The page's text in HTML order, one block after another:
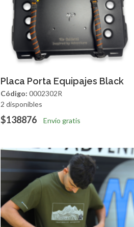
Agregar Vista Rapida
Placa Porta Equipajes Black
Código: 0002302R
2 disponibles
$138876 Envío gratis